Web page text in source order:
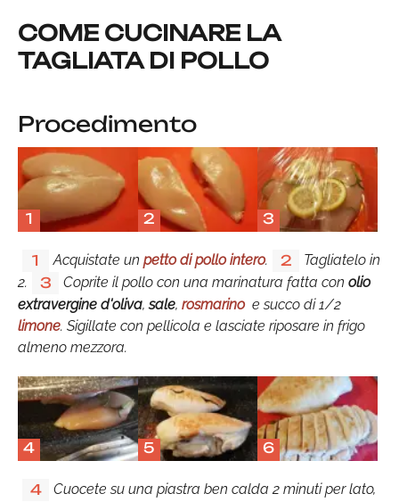
COME CUCINARE LA
TAGLIATA DI POLLO
Procedimento
1 2 3
1 Acquistate un petto di pollo intero. 2
Tagliatelo in
2.
3 Coprite il pollo con una marinatura fatta con olio
extravergine d'oliva,sale, rosmarinoe succo di 1/2
limone. Sigillate con pellicola e lasciate riposare in frigo
almeno mezzora.
4 5 6
4
Cuocete su una piastra ben calda 2 minuti per lato,